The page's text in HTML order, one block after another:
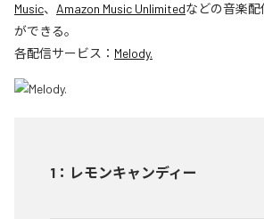
Music、 Amazon Music Unlimitedなどの音楽
ができる。
各配信サービス： Melody.
1 ： レモンキャンディー